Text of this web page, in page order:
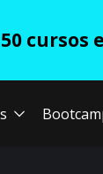
cursos